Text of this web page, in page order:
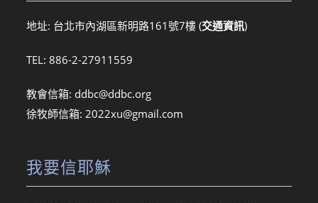
地址: 台北市內湖區新明路161號7樓 (交通資訊)
TEL: 886-2-27911559
教會信箱: ddbc@ddbc.org
徐牧師信箱:2022xu@gmail.com
我要信耶穌